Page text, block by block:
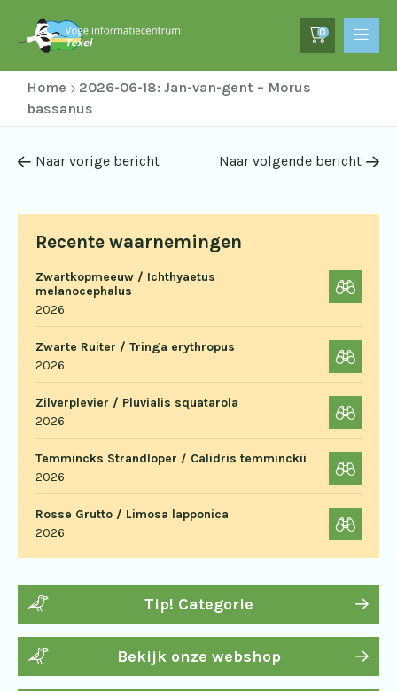
0
Home
2026-06-18: Jan-van-gent – Morus
bassanus
Recente waarnemingen
Zwartkopmeeuw / Ichthyaetus
melanocephalus
2026
Zwarte Ruiter / Tringa erythropus
2026
Zilverplevier / Pluvialis squatarola
2026
Temmincks Strandloper / Calidris temminckii
2026
Rosse Grutto / Limosa lapponica
2026
Tip! Categorie
Bekijk onze webshop
Naar vorige bericht Naar volgende bericht